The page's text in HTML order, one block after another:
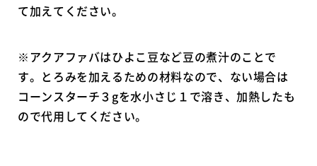
て加えてください。
※アクアファバはひよこ豆など豆の煮汁のことで
す。とろみを加えるための材料なので、ない場合は
コーンスターチ３gを水小さじ１で溶き、加熱したも
ので代用してください。